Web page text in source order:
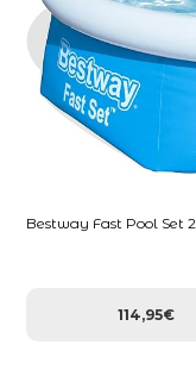
Bestway Fast Pool Set
114,95€